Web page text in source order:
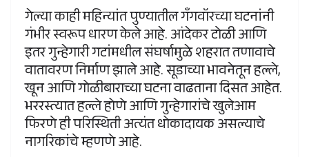
गेल्या काही महिन्यांत पुण्यातील गॅंगवॉरच्या घटनांनी
गंभीर स्वरूप धारण केले आहे. आंदेकर टोळी आणि
इतर गुन्हेगारी गटांमधील संघर्षामुळे शहरात तणावाचे
वातावरण निर्माण झाले आहे. सूडाच्या भावनेतून हल्ले,
खून आणि गोळीबाराच्या घटना वाढताना दिसत आहेत.
भररस्त्यात हल्ले होणे आणि गुन्हेगारांचे खुलेआम
फिरणे ही परिस्थिती अत्यंत धोकादायक असल्याचे
नागरिकांचे म्हणणे आहे.